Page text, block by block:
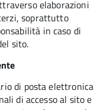
elaborazioni
soprattutto
in caso di
sito.
di posta elettronica
di accesso al sito e